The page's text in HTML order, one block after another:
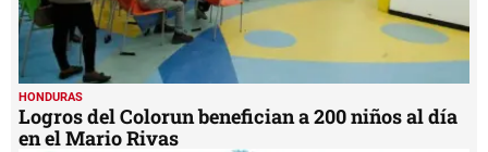
HONDURAS
Logros del Colorun benefician a 200 niños al día
en el Mario Rivas